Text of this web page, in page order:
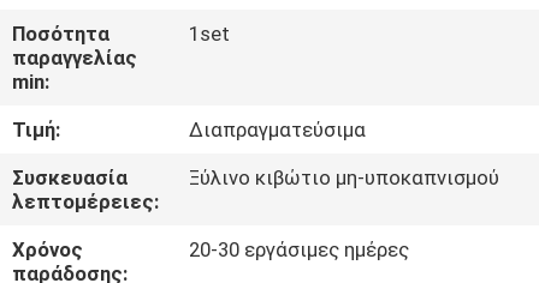
ΠΟΙΟΤΙΚΌΣ
ΈΛΕΓΧΟΣ
ΜΑΣ
ΕΛΆΤΕ
ΕΠΑΦΉ
Ποσότητα
παραγγελίας
min:
1set
Τιμή:
Διαπραγματεύσιμα
Συσκευασία
λεπτομέρειες:
Ξύλινο κιβώτιο μη-υποκαπνισμού
Χρόνος
παράδοσης:
20-30 εργάσιμες ημέρες